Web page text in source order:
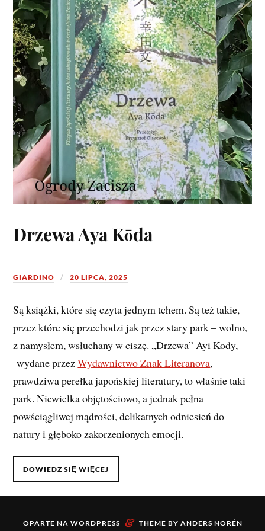
Drzewa Aya Kōda
GIARDINO 20 LIPCA, 2025
Są książki, które się czyta jednym tchem. Są też takie,
przez które się przechodzi jak przez stary park – wolno,
z namysłem, wsłuchany w ciszę. „Drzewa” Ayi Kōdy,
wydane przezWydawnictwo Znak Literanova,
prawdziwa perełka japońskiej literatury, to właśnie taki
park. Niewielka objętościowo, a jednak pełna
powściągliwej mądrości, delikatnych odniesień do
natury i głęboko zakorzenionych emocji.
DOWIEDZ SIĘ WIĘCEJ
OPARTE NA WORDPRESS & THEME BY ANDERS NORÉN